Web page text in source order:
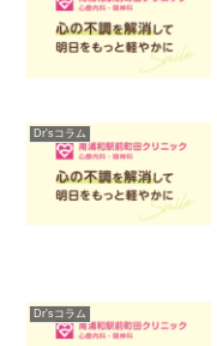
Dr'sコラム
Dr'sコラム